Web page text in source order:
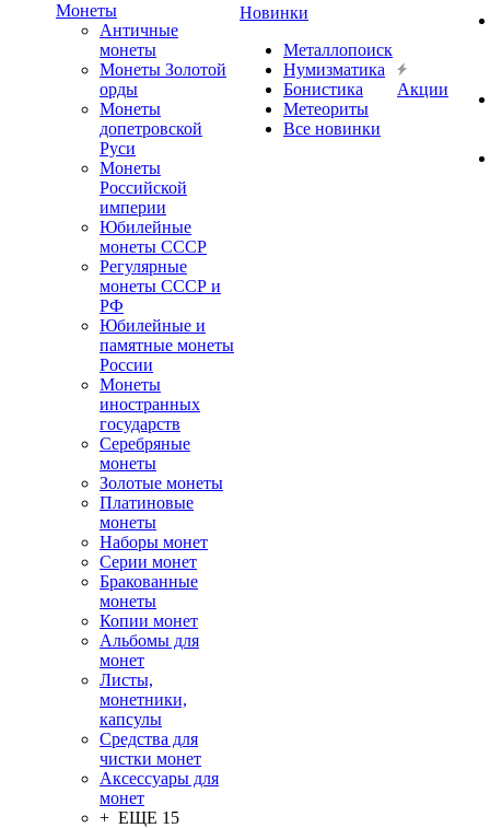
Монеты
Античные
монеты
Монеты Золотой
орды
Монеты
допетровской
Руси
Монеты
Российской
империи
Юбилейные
монеты СССР
Регулярные
монеты СССР и
РФ
Юбилейные и
памятные монеты
России
Монеты
иностранных
государств
Серебряные
монеты
Золотые монеты
Платиновые
монеты
Наборы монет
Серии монет
Бракованные
монеты
Копии монет
Альбомы для
монет
Листы,
монетники,
капсулы
Средства для
чистки монет
Аксессуары для
монет
+ ЕЩЕ 15
Новинки
Металлопоиск
Нумизматика
Бонистика
Метеориты
Все новинки
Акции